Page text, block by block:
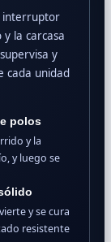
interruptor
la carcasa
y
cada unidad
polos
y la
y luego se
y se cura
resistente